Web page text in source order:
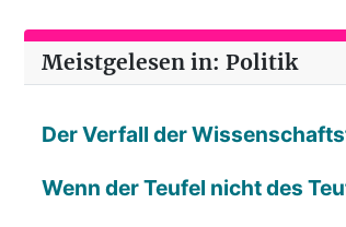
Meistgelesen in: Politik
Der Verfall der
Wenn der Teufel nicht des